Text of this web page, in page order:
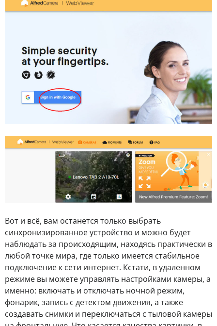
Вот и всё, вам останется только выбрать
синхронизированное устройство и можно будет
наблюдать за происходящим, находясь практически в
любой точке мира, где только имеется стабильное
подключение к сети интернет. Кстати, в удаленном
режиме вы можете управлять настройками камеры, а
именно: включать и отключать ночной режим,
фонарик, запись с детектом движения, а также
создавать снимки и переключаться с тыловой камеры